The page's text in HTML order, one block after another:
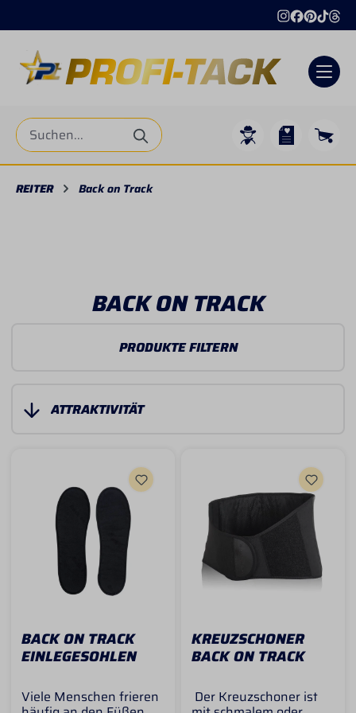
+49 4206
REITER Back on Track
BACK ON TRACK
PRODUKTE FILTERN
BACK ON TRACK
EINLEGESOHLEN
Viele Menschen frieren
KREUZSCHONER
BACK ON TRACK
Der Kreuzschoner ist